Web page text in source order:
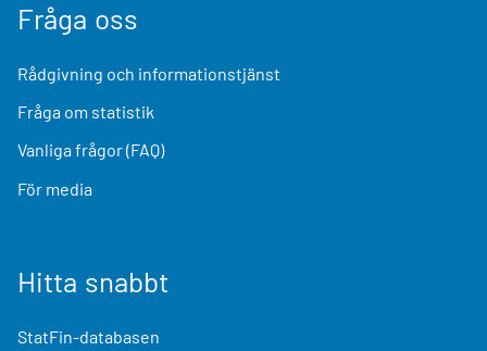
Fråga oss
Rådgivning och informationstjänst
Fråga om statistik
Vanliga frågor (FAQ)
För media
Hitta snabbt
StatFin-databasen